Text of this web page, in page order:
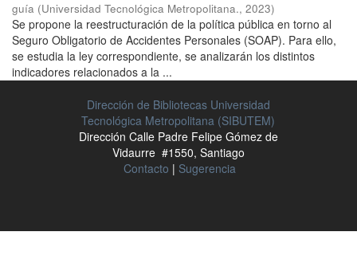
guía (Universidad Tecnológica Metropolitana., 2023)
Se propone la reestructuración de la política pública en torno al
Seguro Obligatorio de Accidentes Personales (SOAP). Para ello,
se estudia la ley correspondiente, se analizarán los distintos
indicadores relacionados a la ...
Dirección de Bibliotecas Universidad
Tecnológica Metropolitana (SIBUTEM)
Dirección Calle Padre Felipe Gómez de
Vidaurre #1550, Santiago
Contacto | Sugerencia